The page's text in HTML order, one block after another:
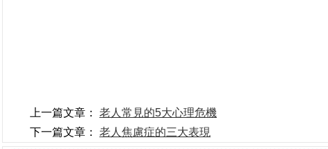
上一篇文章： 老人常見的5大心理危機
下一篇文章： 老人焦慮症的三大表現